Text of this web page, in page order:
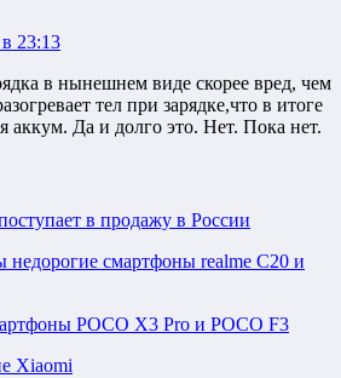
23:13
в нынешнем виде скорее вред, чем
тел при зарядке,что в итоге
аккум. Да и долго это. Нет. Пока нет.
в продажу в России
недорогие смартфоны realme C20 и
POCO X3 Pro и POCO F3
Xiaomi